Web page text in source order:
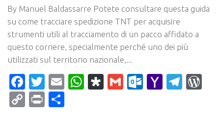
By Manuel Baldassarre Potete consultare questa guida
su come tracciare spedizione TNT per acquisire
strumenti utili al tracciamento di un pacco affidato a
questo corriere, specialmente perché uno dei più
utilizzati sul territorio nazionale,...
Facebook
Twitter
EmailWhatsApp
Diaspora
Gmail Yahoo
CopyPrint